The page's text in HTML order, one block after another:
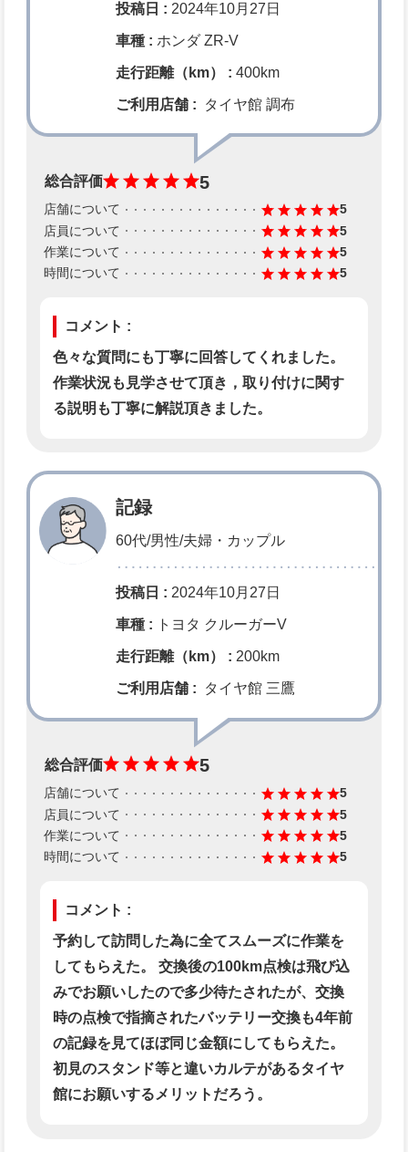
投稿日 : 2024年10月27日
車種 : ホンダ ZR-V
走行距離（km） : 400km
ご利用店舗 : タイヤ館 調布
総合評価 5
店舗について
5
店員について
5
作業について
5
時間について
5
コメント :
色々な質問にも丁寧に回答してくれました。
作業状況も見学させて頂き，取り付けに関す
る説明も丁寧に解説頂きました。
記録
60代/男性/夫婦・カップル
投稿日 : 2024年10月27日
車種 : トヨタ クルーガーV
走行距離（km） : 200km
ご利用店舗 : タイヤ館 三鷹
総合評価 5
店舗について
5
店員について
5
作業について
5
時間について
5
コメント :
予約して訪問した為に全てスムーズに作業を
してもらえた。 交換後の100km点検は飛び込
みでお願いしたので多少待たされたが、交換
時の点検で指摘されたバッテリー交換も4年前
の記録を見てほぼ同じ金額にしてもらえた。
初見のスタンド等と違いカルテがあるタイヤ
館にお願いするメリットだろう。